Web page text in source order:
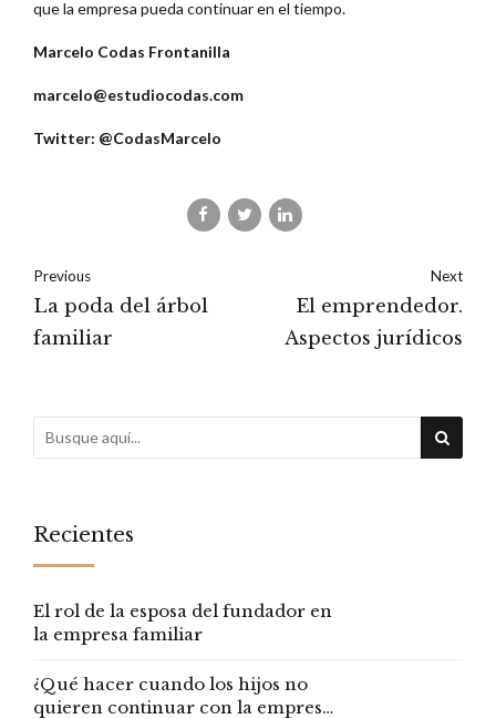
que la empresa pueda continuar en el tiempo.
Marcelo Codas Frontanilla
marcelo@estudiocodas.com
Twitter: @CodasMarcelo
Previous
La poda del árbol
familiar
Next
El emprendedor.
Aspectos jurídicos
Recientes
El rol de la esposa del fundador en
la empresa familiar
¿Qué hacer cuando los hijos no
quieren continuar con la empresa